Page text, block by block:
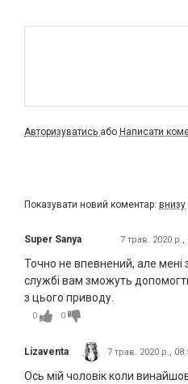
Авторизуватись або Написати
Показувати новий коментар: внизу
Super Sanya 7 трав. 2020 р.,
Точно не впевнений, але
службi вам зможуть
з цього приводу.
0 0
Lizaventa 7 трав. 2020 р.,
Ось мій чоловік коли